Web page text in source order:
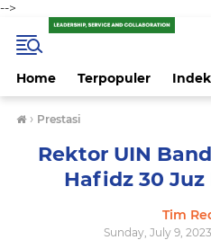
-->
Home Terpopuler
› Prestasi
Rektor UIN
Hafidz 30 Juz
Tim
Sunday, July 9,